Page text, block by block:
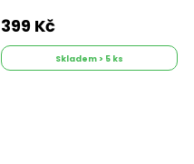
399 Kč
Skladem > 5 ks